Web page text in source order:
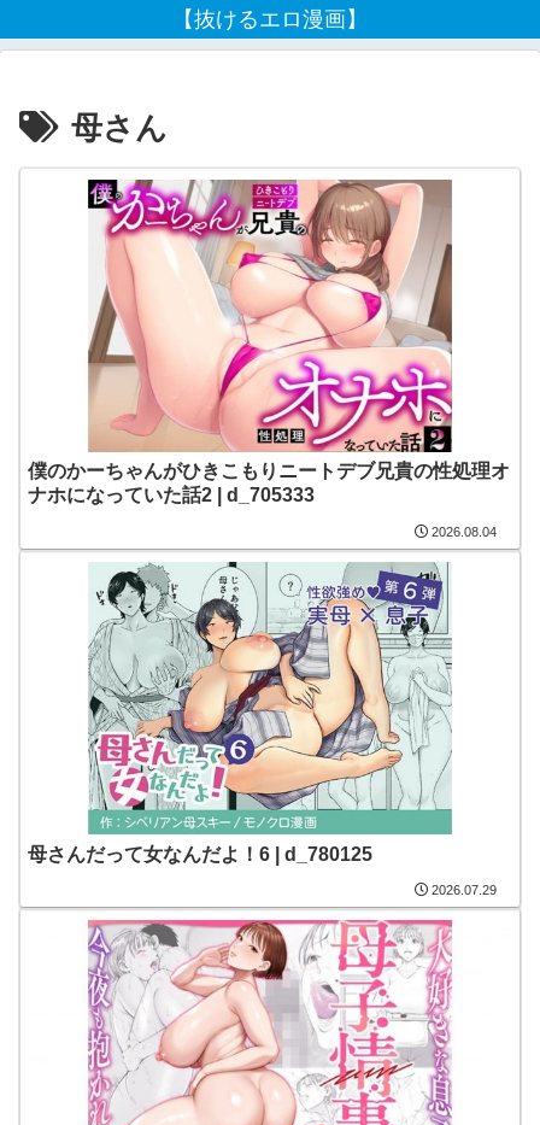
【抜けるエロ漫画】
母さん
僕のかーちゃんがひきこもりニートデブ兄貴の性処理オ
ナホになっていた話2 | d_705333
2026.08.04
母さんだって女なんだよ！6 | d_780125
2026.07.29